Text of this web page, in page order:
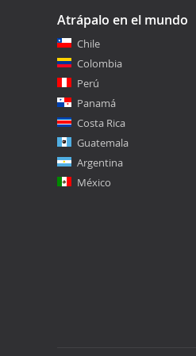
Atrápalo en el mundo
Chile
Colombia
Perú
Panamá
Costa Rica
Guatemala
Argentina
México